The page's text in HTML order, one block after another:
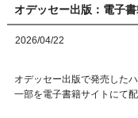
オデッセー出版：電子
2026/04/22
オデッセー出版で発売した
一部を電子書籍サイトにて配